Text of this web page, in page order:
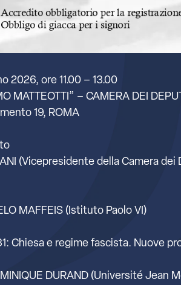
2026, ore 11.00 – 13.00
MATTEOTTI” – CAMERA DEI
19, ROMA
(Vicepresidente della Camera dei
MAFFEIS (Istituto Paolo VI)
Chiesa e regime fascista. Nuove
DURAND (Université Jean